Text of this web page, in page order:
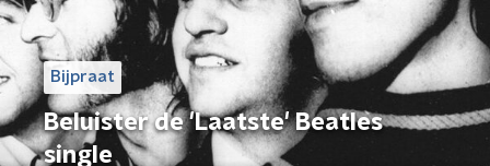
Bijpraat
Beluister de 'Laatste' Beatles
single